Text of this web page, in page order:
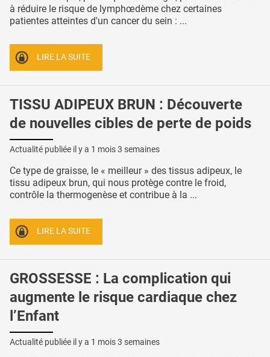
à réduire le risque de lymphœdème chez certaines
patientes atteintes d'un cancer du sein : ...
LIRE LA SUITE
TISSU ADIPEUX BRUN : Découverte
de nouvelles cibles de perte de poids
Actualité publiée il y a 1 mois 3 semaines
Ce type de graisse, le « meilleur » des tissus adipeux, le
tissu adipeux brun, qui nous protège contre le froid,
contrôle la thermogenèse et contribue à la ...
LIRE LA SUITE
GROSSESSE : La complication qui
augmente le risque cardiaque chez
l’Enfant
Actualité publiée il y a 1 mois 3 semaines